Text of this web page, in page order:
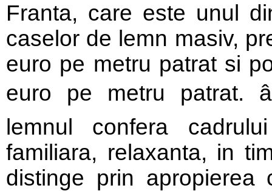
Franta, care este unul
caselor de lemn masiv,
euro pe metru patrat si
euro pe metru patrat.
lemnul confera
familiara, relaxanta, in
distinge prin